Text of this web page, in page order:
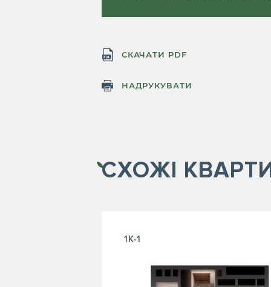
СКАЧАТИ PDF
НАДРУКУВАТИ
СХОЖІ
1К-1